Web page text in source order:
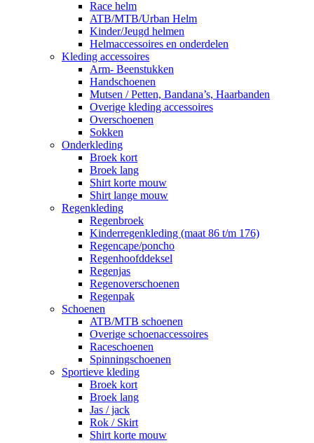
Race helm
ATB/MTB/Urban Helm
Kinder/Jeugd helmen
Helmaccessoires en onderdelen
Kleding accessoires
Arm- Beenstukken
Handschoenen
Mutsen / Petten, Bandana’s, Haarbanden
Overige kleding accessoires
Overschoenen
Sokken
Onderkleding
Broek kort
Broek lang
Shirt korte mouw
Shirt lange mouw
Regenkleding
Regenbroek
Kinderregenkleding (maat 86 t/m 176)
Regencape/poncho
Regenhoofddeksel
Regenjas
Regenoverschoenen
Regenpak
Schoenen
ATB/MTB schoenen
Overige schoenaccessoires
Raceschoenen
Spinningschoenen
Sportieve kleding
Broek kort
Broek lang
Jas / jack
Rok / Skirt
Shirt korte mouw